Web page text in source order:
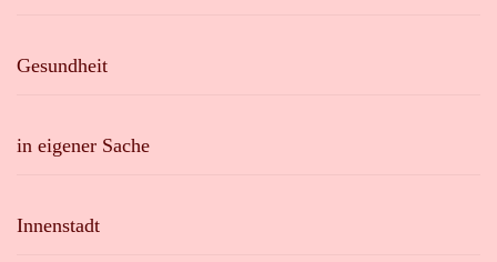
Gesundheit
in eigener Sache
Innenstadt